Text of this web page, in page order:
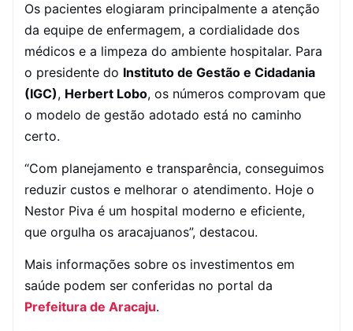
Os pacientes elogiaram principalmente a atenção
da equipe de enfermagem, a cordialidade dos
médicos e a limpeza do ambiente hospitalar. Para
o presidente do Instituto de Gestão e Cidadania
(IGC), Herbert Lobo, os números comprovam que
o modelo de gestão adotado está no caminho
certo.
“Com planejamento e transparência, conseguimos
reduzir custos e melhorar o atendimento. Hoje o
Nestor Piva é um hospital moderno e eficiente,
que orgulha os aracajuanos”, destacou.
Mais informações sobre os investimentos em
saúde podem ser conferidas no portal da
Prefeitura de Aracaju.